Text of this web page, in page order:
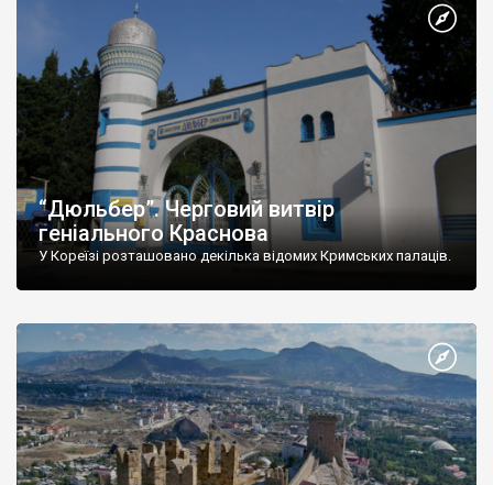
“Дюльбер”. Черговий витвір
геніального Краснова
У Кореїзі розташовано декілька відомих Кримських палаців.